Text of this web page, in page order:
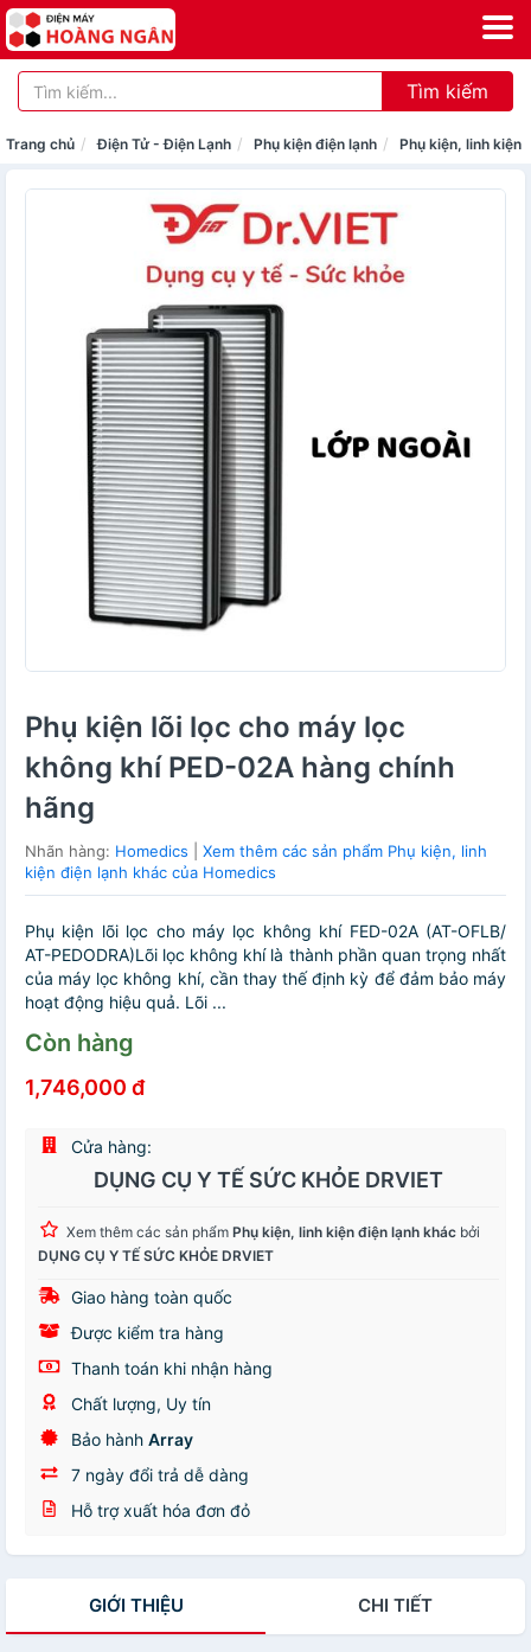
Tìm kiếm
Trang chủ Điện Tử - Điện Lạnh Phụ kiện điện lạnh Phụ kiện, linh kiện
Phụ kiện lõi lọc cho máy lọc
không khí PED-02A hàng chính
hãng
Nhãn hàng: Homedics
Xem thêm các sản phẩm Phụ kiện, linh
kiện điện lạnh khác của Homedics
Phụ kiện lõi lọc cho máy lọc không khí FED-02A (AT-OFLB/
AT-PEDODRA)Lõi lọc không khí là thành phần quan trọng nhất
của máy lọc không khí, cần thay thế định kỳ để đảm bảo máy
hoạt động hiệu quả. Lõi ...
Còn hàng
1,746,000 đ
Cửa hàng:
DỤNG CỤ Y TẾ SỨC KHỎE DRVIET
Xem thêm các sản phẩm Phụ kiện, linh kiện điện lạnh khác bởi
DỤNG CỤ Y TẾ SỨC KHỎE DRVIET
Giao hàng toàn quốc
Được kiểm tra hàng
Thanh toán khi nhận hàng
Chất lượng, Uy tín
Bảo hành Array
7 ngày đổi trả dễ dàng
Hỗ trợ xuất hóa đơn đỏ
GIỚI THIỆU CHI TIẾT